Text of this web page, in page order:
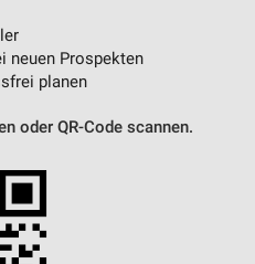
neuen Prospekten
planen
oder QR-Code scannen.